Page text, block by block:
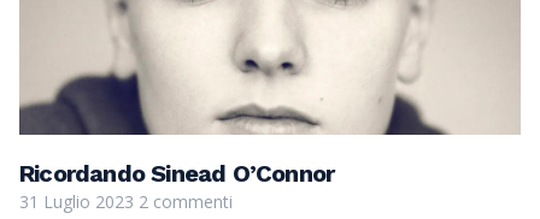
Ricordando Sinead O’Connor
31 Luglio 2023 2 commenti